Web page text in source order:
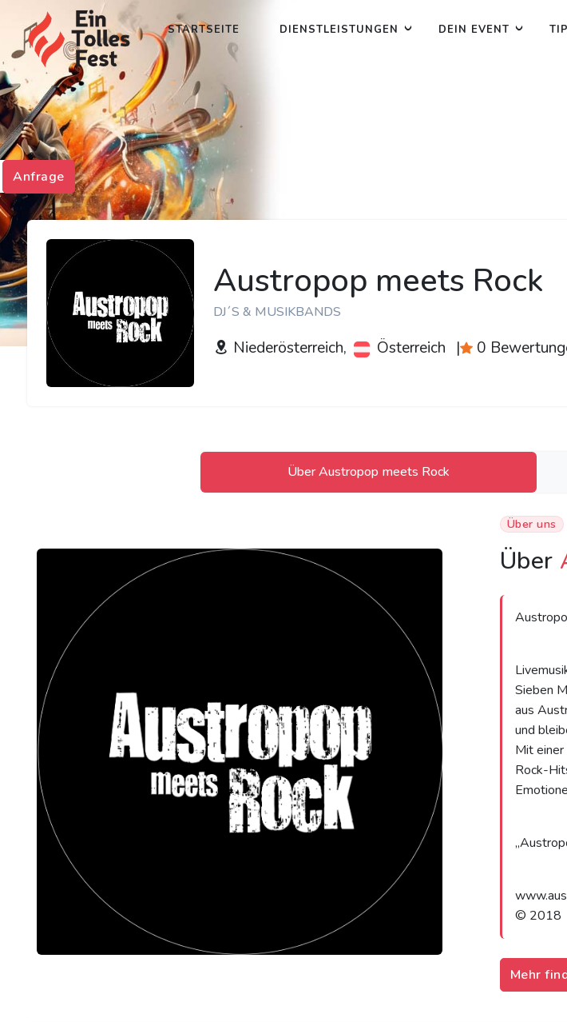
STARTSEITE DIENSTLEISTUNGEN DEIN EVENT
Austropop meets Rock
DJ´S & MUSIKBANDS
Niederösterreich, Österreich | 0
Über Austropop meets Rock
Über uns
Über
Sieben
aus
und
Mit
Rock-
© 2018
Mehr
Anfrage